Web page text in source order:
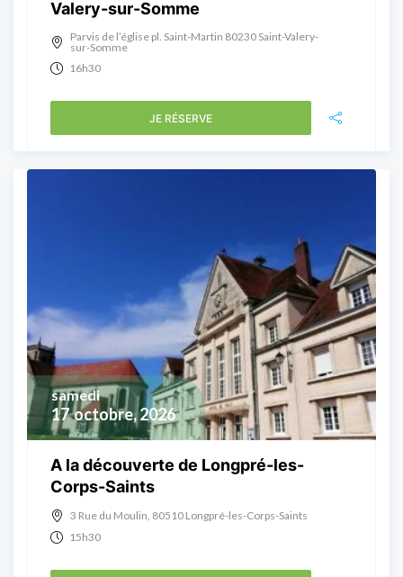
Valery-sur-Somme
Parvis de l’église pl. Saint-Martin 80230 Saint-Valery-
sur-Somme
16h30
JE RÉSERVE
17 octobre, 2026
samedi
A la découverte de Longpré-les-
Corps-Saints
3 Rue du Moulin, 80510 Longpré-les-Corps-Saints
15h30